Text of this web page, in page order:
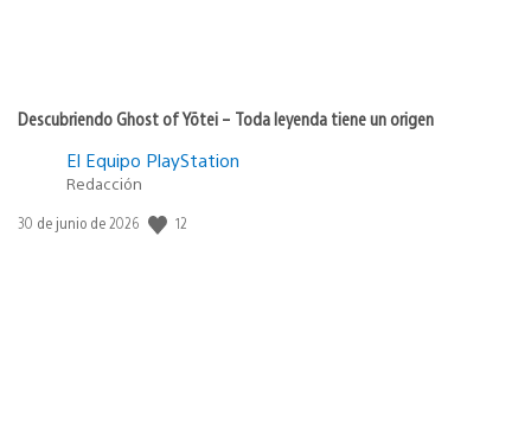
Descubriendo Ghost of Yōtei – Toda leyenda tiene un origen
El Equipo PlayStation
Redacción
Fecha
30 de junio de 2026 12